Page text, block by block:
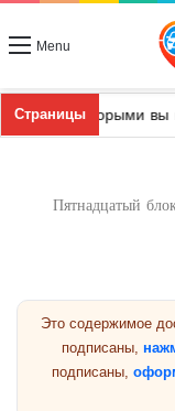
Menu
Страницысредства,
Пятнадцатый
Это содержимое
подписаны,
подписаны,